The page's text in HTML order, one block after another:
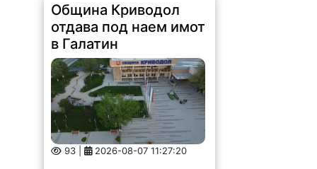
Община Криводол
отдава под наем имот
в Галатин
93 | 2026-08-07 11:27:20